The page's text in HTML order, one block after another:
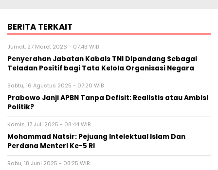
BERITA TERKAIT
Jumat, 27 Maret 2026 - 07:43 WIB
Penyerahan Jabatan Kabais TNI Dipandang Sebagai
Teladan Positif bagi Tata Kelola Organisasi Negara
Sabtu, 16 Agustus 2025 - 07:20 WIB
Prabowo Janji APBN Tanpa Defisit: Realistis atau Ambisi
Politik?
Kamis, 17 Juli 2025 - 08:44 WIB
Mohammad Natsir: Pejuang Intelektual Islam Dan
Perdana Menteri Ke-5 RI
Rabu, 18 Juni 2025 - 08:25 WIB